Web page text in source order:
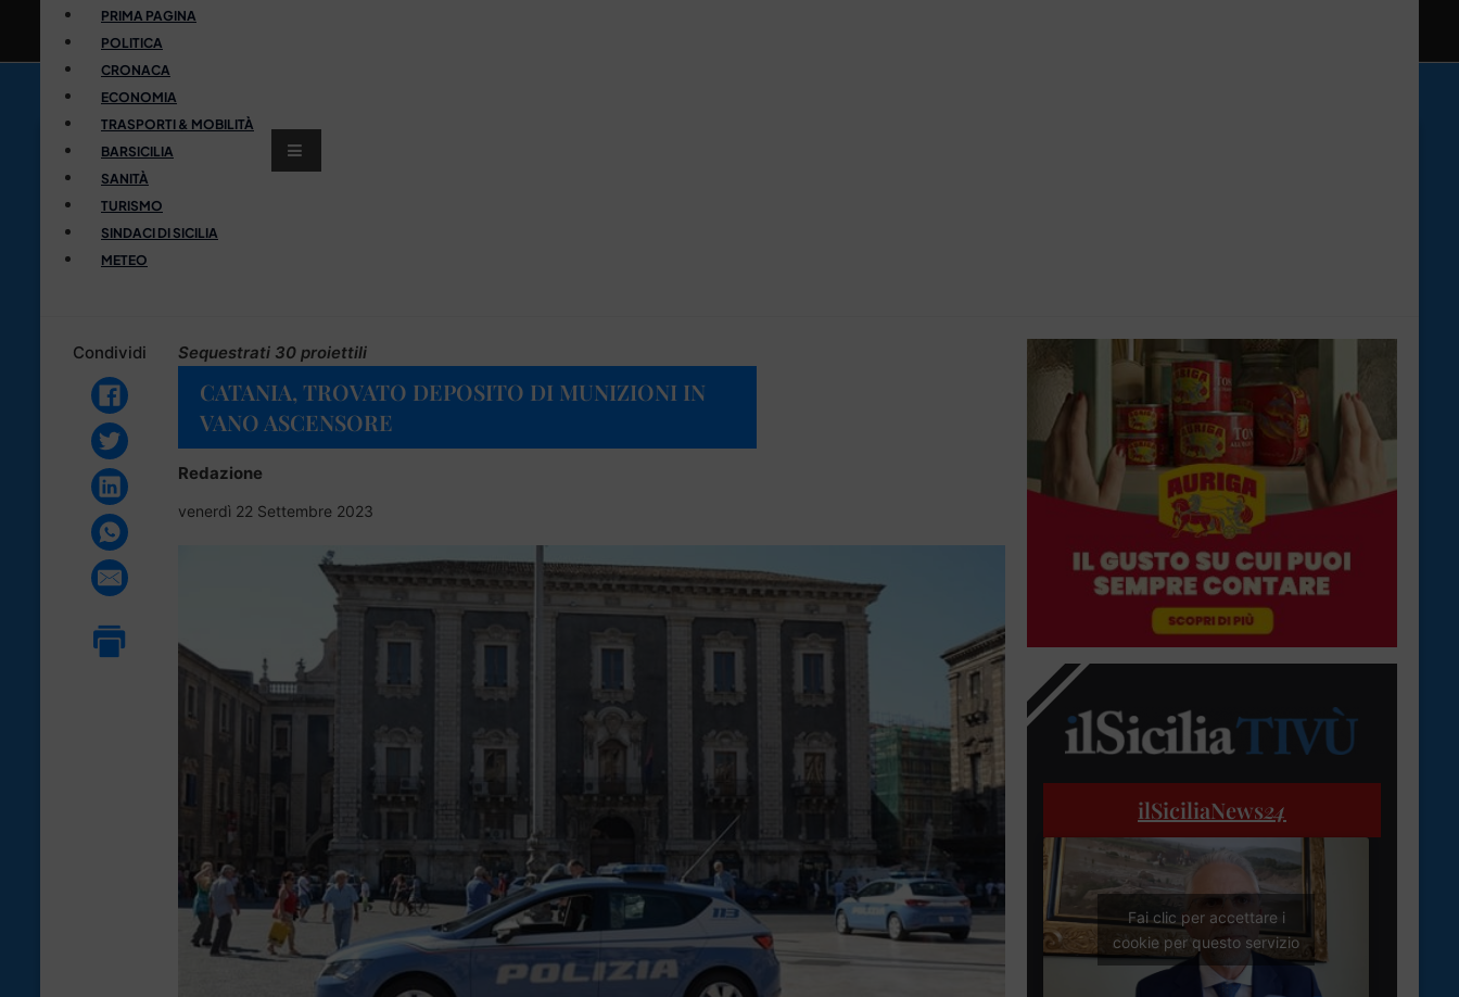
PRIMA PAGINA
POLITICA
CRONACA
ECONOMIA
TRASPORTI & MOBILITÀ
BARSICILIA
SANITÀ
TURISMO
SINDACI DI SICILIA
METEO
Condividi Sequestrati 30 proiettili
CATANIA, TROVATO DEPOSITO DI MUNIZIONI IN
VANO ASCENSORE
Redazione
venerdì 22 Settembre 2023
ilSiciliaNews24
Fai clic per accettare i
cookie per questo servizio